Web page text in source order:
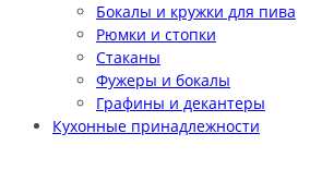
Бокалы и кружки для пива
Рюмки и стопки
Стаканы
Фужеры и бокалы
Графины и декантеры
Кухонные принадлежности